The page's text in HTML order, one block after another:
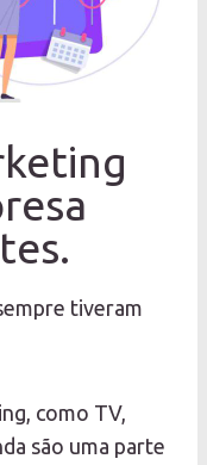
tiveram
como TV,
são uma parte